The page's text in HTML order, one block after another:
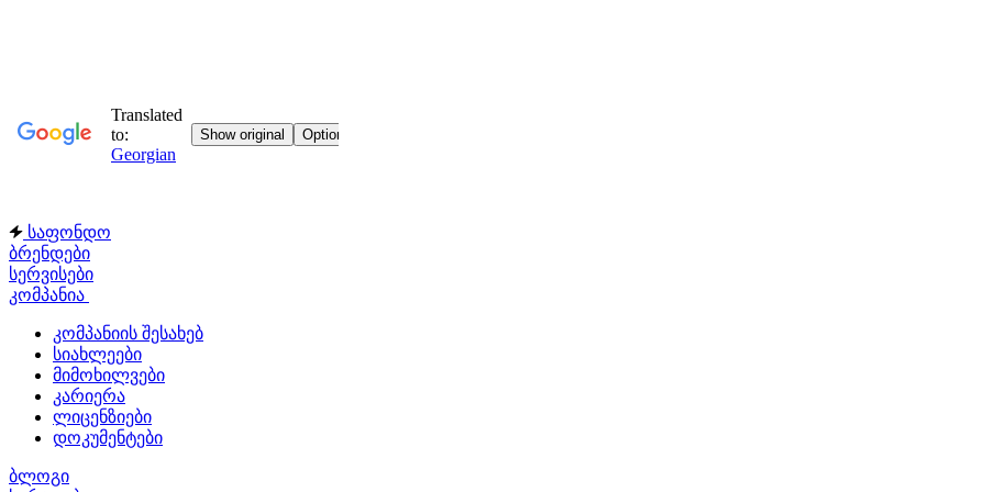
საფონდო
ბრენდები
სერვისები
კომპანია
კომპანიის შესახებ
სიახლეები
მიმოხილვები
კარიერა
ლიცენზიები
დოკუმენტები
ბლოგი